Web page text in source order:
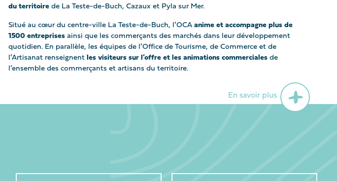
du territoire de La Teste-de-Buch, Cazaux et Pyla sur Mer.
Situé au cœur du centre-ville La Teste-de-Buch, l’OCAanime et accompagne plus de
1500 entreprises ainsi que les commerçants des marchés dans leur développement
quotidien. En parallèle, les équipes de l’Office de Tourisme, de Commerce et de
l’Artisanat renseignent les visiteurs sur l’offre et les animations commerciales de
l’ensemble des commerçants et artisans du territoire.
En savoir plus